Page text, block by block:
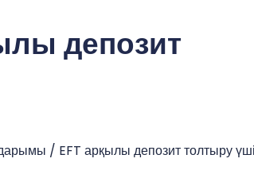
депозит
/ EFT арқылы депозит толтыру